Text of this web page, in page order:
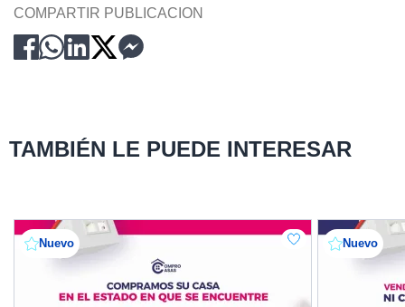
COMPARTIR PUBLICACION
TAMBIÉN LE PUEDE INTERESAR
Nuevo Nuevo